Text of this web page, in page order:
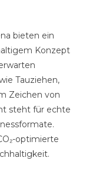
bieten ein
Konzept
Tauziehen,
Zeichen von
steht für echte
optimierte